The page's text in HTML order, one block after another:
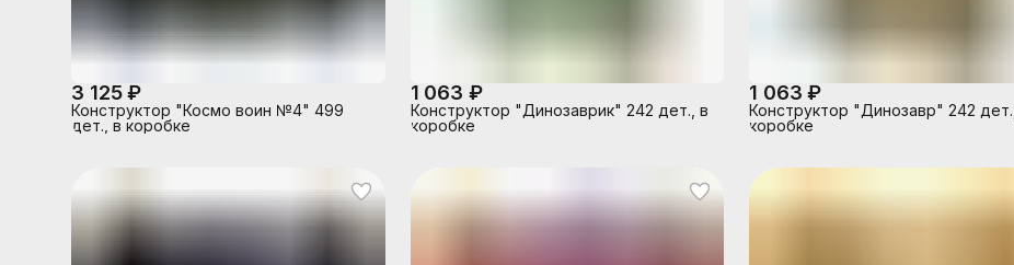
3 125 ₽
Конструктор "Космо воин №4" 499
дет., в коробке
1 063 ₽
Конструктор "Динозаврик" 242 дет., в
коробке
1 063 ₽
Конструктор "Динозавр" 242
коробке